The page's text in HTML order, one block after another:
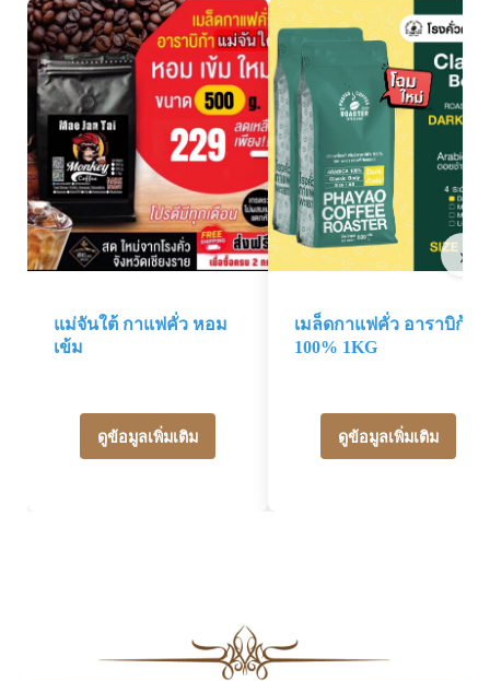
›
แม่จันใต้ กาแฟคั่ว หอม
เข้ม
ดูข้อมูลเพิ่มเติม
เมล็ดกาแฟคั่ว อาราบิก้า
100% 1KG
ดูข้อมูลเพิ่มเติม